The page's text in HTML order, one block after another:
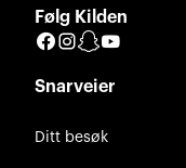
Følg Kilden
Facebook
Instagram
Snapchat
Snarveier
Ditt besøk